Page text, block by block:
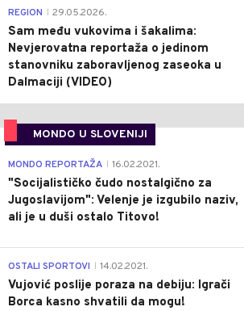
REGION 29.05.2026.
Sam među vukovima i šakalima:
Nevjerovatna reportaža o jedinom
stanovniku zaboravljenog zaseoka u
Dalmaciji (VIDEO)
MONDO U SLOVENIJI
MONDO REPORTAŽA 16.02.2021.
"Socijalističko čudo nostalgično za
Jugoslavijom": Velenje je izgubilo naziv,
ali je u duši ostalo Titovo!
OSTALI SPORTOVI 14.02.2021.
Vujović poslije poraza na debiju: Igrači
Borca kasno shvatili da mogu!